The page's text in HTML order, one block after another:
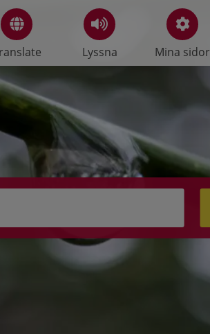
Lyssna Mina sidor